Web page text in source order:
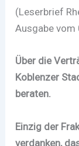
(Leserbrief
Ausgabe
Über die
Koblenzer
beraten.
Einzig der
verdanken,